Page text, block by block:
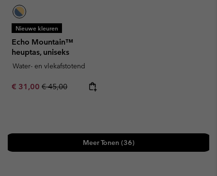
Nieuwe kleuren
Echo Mountain™
heuptas, uniseks
Water- en vlekafstotend
Sale price:
€ 31,00 Regular price:
€ 45,00
Meer Tonen (36)